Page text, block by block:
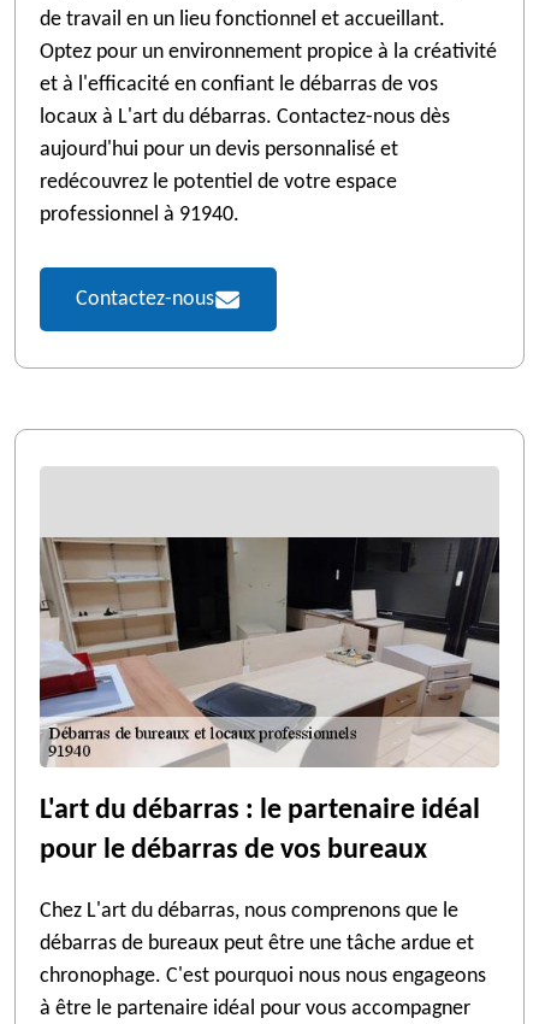
de travail en un lieu fonctionnel et accueillant.
Optez pour un environnement propice à la créativité
et à l'efficacité en confiant le débarras de vos
locaux à L'art du débarras. Contactez-nous dès
aujourd'hui pour un devis personnalisé et
redécouvrez le potentiel de votre espace
professionnel à 91940.
Contactez-nous
L'art du débarras : le partenaire idéal
pour le débarras de vos bureaux
Chez L'art du débarras, nous comprenons que le
débarras de bureaux peut être une tâche ardue et
chronophage. C'est pourquoi nous nous engageons
à être le partenaire idéal pour vous accompagner